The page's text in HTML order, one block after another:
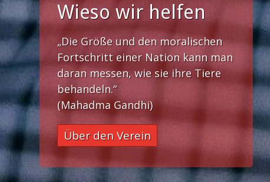
Wieso wir helfen
„Die Größe und den moralischen
Fortschritt einer Nation kann man
daran messen, wie sie ihre Tiere
behandeln.“
(Mahadma Gandhi)
Über den Verein